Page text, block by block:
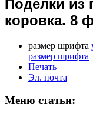
Поделки из
коровка. 8
размер шрифта
размер шрифта
Печать
Эл. почта
Меню статьи: